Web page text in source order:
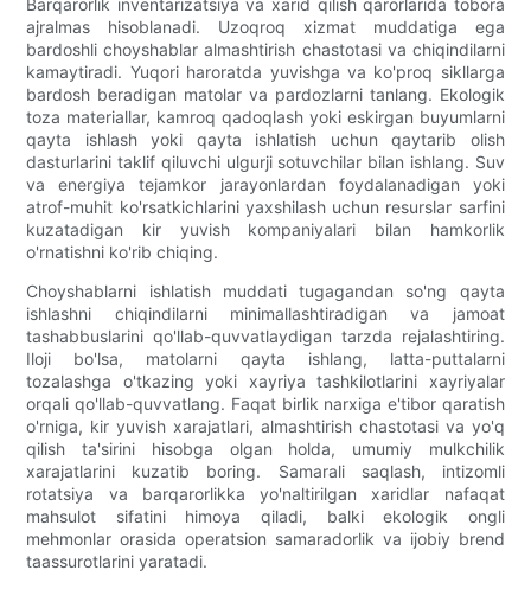
Barqarorlik inventarizatsiya va xarid qilish qarorlarida tobora
ajralmas hisoblanadi. Uzoqroq xizmat muddatiga ega
bardoshli choyshablar almashtirish chastotasi va chiqindilarni
kamaytiradi. Yuqori haroratda yuvishga va ko'proq sikllarga
bardosh beradigan matolar va pardozlarni tanlang. Ekologik
toza materiallar, kamroq qadoqlash yoki eskirgan buyumlarni
qayta ishlash yoki qayta ishlatish uchun qaytarib olish
dasturlarini taklif qiluvchi ulgurji sotuvchilar bilan ishlang. Suv
va energiya tejamkor jarayonlardan foydalanadigan yoki
atrof-muhit ko'rsatkichlarini yaxshilash uchun resurslar sarfini
kuzatadigan kir yuvish kompaniyalari bilan hamkorlik
o'rnatishni ko'rib chiqing.
Choyshablarni ishlatish muddati tugagandan so'ng qayta
ishlashni chiqindilarni minimallashtiradigan va jamoat
tashabbuslarini qo'llab-quvvatlaydigan tarzda rejalashtiring.
Iloji bo'lsa, matolarni qayta ishlang, latta-puttalarni
tozalashga o'tkazing yoki xayriya tashkilotlarini xayriyalar
orqali qo'llab-quvvatlang. Faqat birlik narxiga e'tibor qaratish
o'rniga, kir yuvish xarajatlari, almashtirish chastotasi va yo'q
qilish ta'sirini hisobga olgan holda, umumiy mulkchilik
xarajatlarini kuzatib boring. Samarali saqlash, intizomli
rotatsiya va barqarorlikka yo'naltirilgan xaridlar nafaqat
mahsulot sifatini himoya qiladi, balki ekologik ongli
mehmonlar orasida operatsion samaradorlik va ijobiy brend
taassurotlarini yaratadi.